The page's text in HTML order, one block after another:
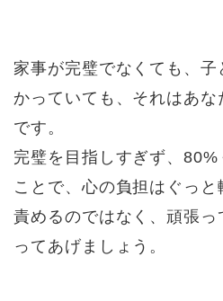
家事が完璧でなくても、
かっていても、それはあ
です。
完璧を目指しすぎず、
ことで、心の負担はぐっ
責めるのではなく、頑張
ってあげましょう。